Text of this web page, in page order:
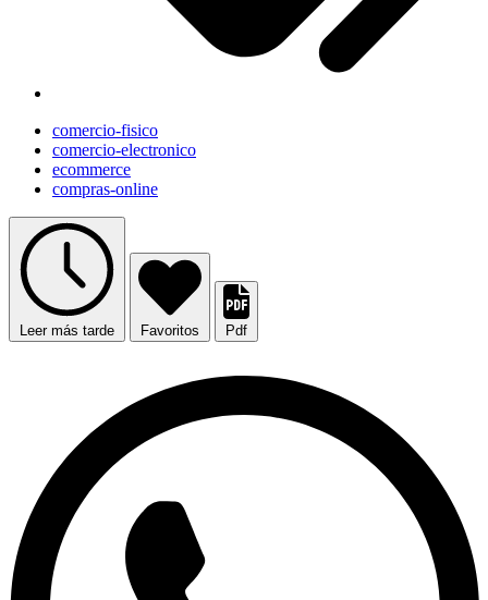
comercio-fisico
comercio-electronico
ecommerce
compras-online
Leer más tarde Favoritos Pdf